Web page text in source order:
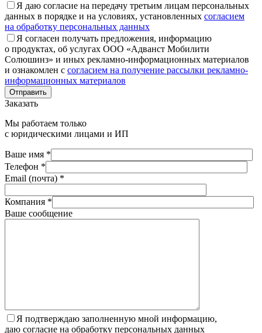
Я даю согласие на передачу третьим лицам персональных
данных в порядке и на условиях, установленных согласием
на обработку персональных данных
Я согласен получать предложения, информацию
о продуктах, об услугах ООО «Адванст Мобилити
Солюшинз» и иных рекламно-информационных материалов
и ознакомлен с согласием на получение рассылки рекламно-
информационных материалов
Отправить
Заказать
Мы работаем только
с юридическими лицами и ИП
Ваше имя *
Телефон *
Email (почта) *
Компания *
Ваше сообщение
Я подтверждаю заполненную мной информацию,
даю согласие на обработку персональных данных